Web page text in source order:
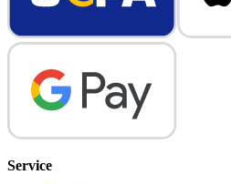
Service